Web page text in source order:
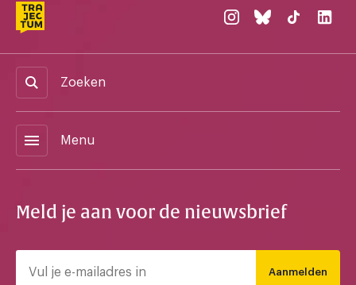
Zoeken
menu Menu
Meld je aan voor de nieuwsbrief
Aanmelden